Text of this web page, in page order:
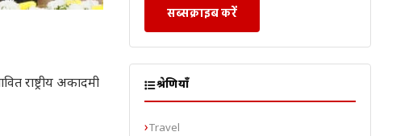
राष्ट्रीय अकादमी
सब्सक्राइब करें
श्रेणियाँ
Travel